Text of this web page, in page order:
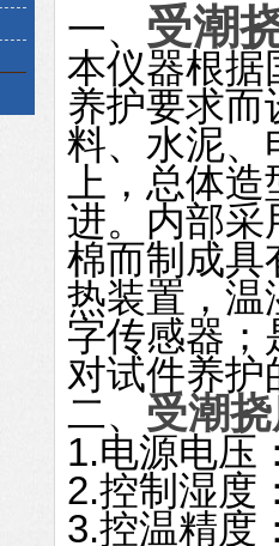
一、 受潮
本仪器根据
养护要求而
料、水泥、
上，总体
进。内部采
棉而制成具
热装置，温
字传感器；
对试件养护
二、 受潮
1.电源电
2.控制湿度
3.控温精